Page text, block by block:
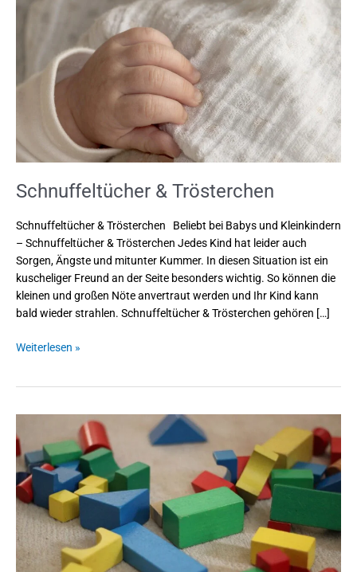
Schnuffeltücher & Trösterchen
Schnuffeltücher & Trösterchen Beliebt bei Babys und Kleinkindern
– Schnuffeltücher & Trösterchen Jedes Kind hat leider auch
Sorgen, Ängste und mitunter Kummer. In diesen Situation ist ein
kuscheliger Freund an der Seite besonders wichtig. So können die
kleinen und großen Nöte anvertraut werden und Ihr Kind kann
bald wieder strahlen. Schnuffeltücher & Trösterchen gehören […]
Trösterchen
Weiterlesen »
&
Bausteine